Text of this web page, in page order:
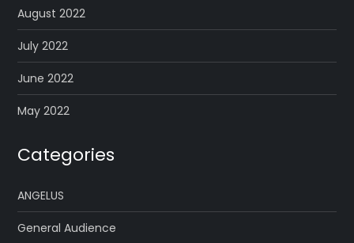
August 2022
July 2022
June 2022
May 2022
Categories
ANGELUS
General Audience